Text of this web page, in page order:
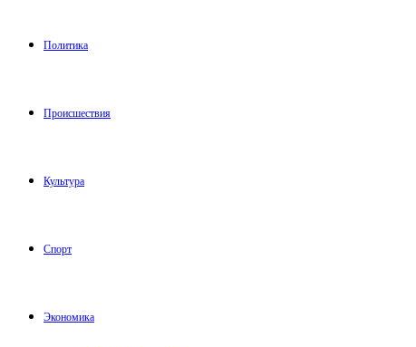
Политика
Происшествия
Культура
Спорт
Экономика